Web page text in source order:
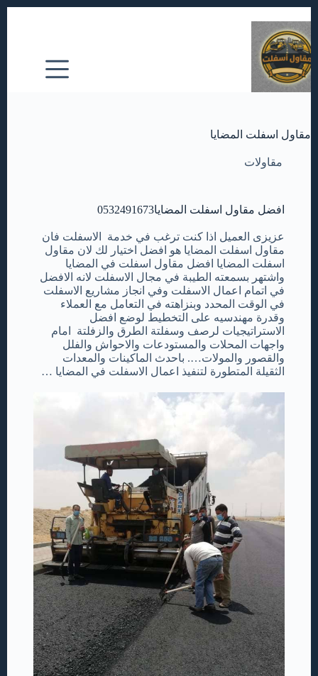
مقاول اسفلت المضايا
مقاولات
افضل مقاول اسفلت المضايا0532491673
عزيزى العميل اذا كنت ترغب في خدمة الاسفلت فان
مقاول اسفلت المضايا هو افضل اختيار لك لان مقاول
اسفلت المضايا افضل مقاول اسفلت في المضايا
واشتهر بسمعته الطيبة في مجال الاسفلت لانه الافضل
في اتمام اعمال الاسفلت وفي انجاز مشاريع الاسفلت
في الوقت المحدد وبنزاهته في التعامل مع العملاء
وقدرة مهندسيه على التخطيط لوضع افضل
الاستراتيجيات لرصف وسفلتة الطرق والزفلتة امام
واجهات المحلات والمستودعات والاحواش والفلل
والقصور والمولات…. باحدث الماكينات والمعدات
الثقيلة المتطورة لتنفيذ اعمال الاسفلت في المضايا …